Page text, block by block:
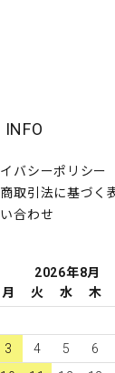
INFO
バシーポリシー
取引法に基づく
合わせ
2026年8月
月 火 水 木
3 4 5 6